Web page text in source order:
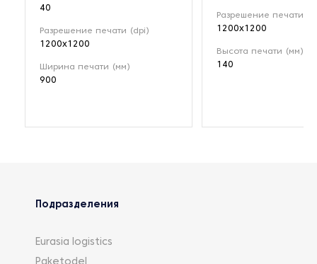
40
Разрешение печати (dpi)
1200x1200
Ширина печати (мм)
900
Разрешение печати
1200x1200
Высота печати (мм)
140
Подразделения
Eurasia logistics
Paketodel